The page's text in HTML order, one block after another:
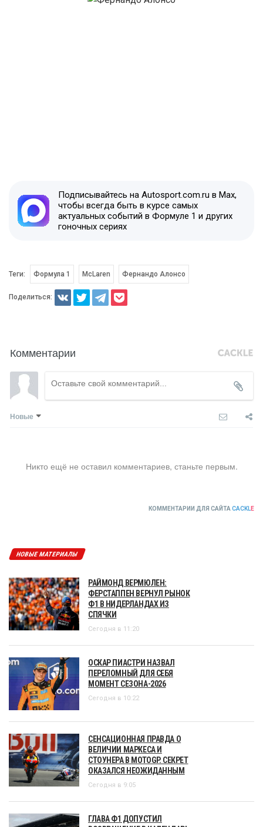
Подписывайтесь на Autosport.com.ru в Max,
чтобы всегда быть в курсе самых
актуальных событий в Формуле 1 и других
гоночных сериях
Теги: Формула 1 McLaren Фернандо Алонсо
Поделиться:
Комментарии
Новые
Никто ещё не оставил комментариев, станьте первым.
КОММЕНТАРИИ ДЛЯ САЙТА CACKLE
НОВЫЕ МАТЕРИАЛЫ
РАЙМОНД ВЕРМЮЛЕН:
ФЕРСТАППЕН ВЕРНУЛ РЫНОК
Ф1 В НИДЕРЛАНДАХ ИЗ
СПЯЧКИ
Сегодня в 11:20
ОСКАР ПИАСТРИ НАЗВАЛ
ПЕРЕЛОМНЫЙ ДЛЯ СЕБЯ
МОМЕНТ СЕЗОНА-2026
Сегодня в 10:22
СЕНСАЦИОННАЯ ПРАВДА О
ВЕЛИЧИИ МАРКЕСА И
СТОУНЕРА В MOTOGP. СЕКРЕТ
ОКАЗАЛСЯ НЕОЖИДАННЫМ
Сегодня в 9:05
ГЛАВА Ф1 ДОПУСТИЛ